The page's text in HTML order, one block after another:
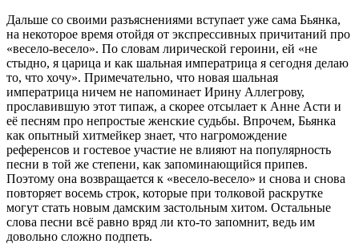
Дальше со своими разъяснениями вступает уже сама Бьянка,
на некоторое время отойдя от экспрессивных причитаний про
«весело-весело». По словам лирической героини, ей «не
стыдно, я царица и как шальная императрица я сегодня делаю
то, что хочу». Примечательно, что новая шальная
императрица ничем не напоминает Ирину Аллегрову,
прославившую этот типаж, а скорее отсылает к Анне Асти и
её песням про непростые женские судьбы. Впрочем, Бьянка
как опытный хитмейкер знает, что нагромождение
референсов и гостевое участие не влияют на популярность
песни в той же степени, как запоминающийся припев.
Поэтому она возвращается к «весело-весело» и снова и снова
повторяет восемь строк, которые при толковой раскрутке
могут стать новым дамским застольным хитом. Остальные
слова песни всё равно вряд ли кто-то запомнит, ведь им
довольно сложно подпеть.